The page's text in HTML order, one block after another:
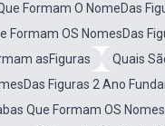
Formam O NomeDas
Formam OS NomesDas
asFiguras
Quais
Figuras 2 Ano
Que Formam OS